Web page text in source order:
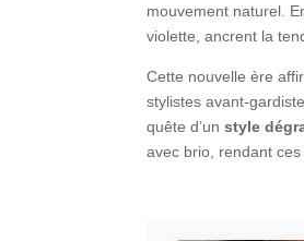
mouvement naturel.
violette, ancrent la
Cette nouvelle ère
stylistes avant-
quête d’unstyle
avec brio, rendant